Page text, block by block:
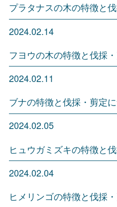
プラタナスの木の特徴と
2024.02.14
フヨウの木の特徴と伐採
2024.02.11
ブナの特徴と伐採・剪定
2024.02.05
ヒュウガミズキの特徴と
2024.02.04
ヒメリンゴの特徴と伐採